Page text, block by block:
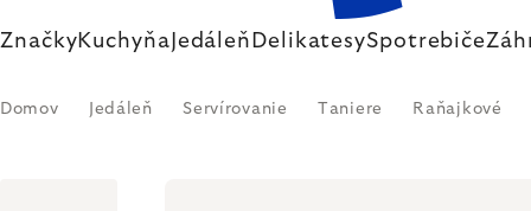
ZnačkyKuchyňa Jedáleň DelikatesySpotrebiče
Domov Jedáleň Servírovanie Taniere Raňajkové